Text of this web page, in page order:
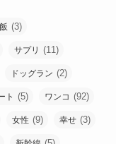
(3)
サプリ (11)
ドッグラン (2)
ト (5) ワンコ (92)
女性 (9) 幸せ (3)